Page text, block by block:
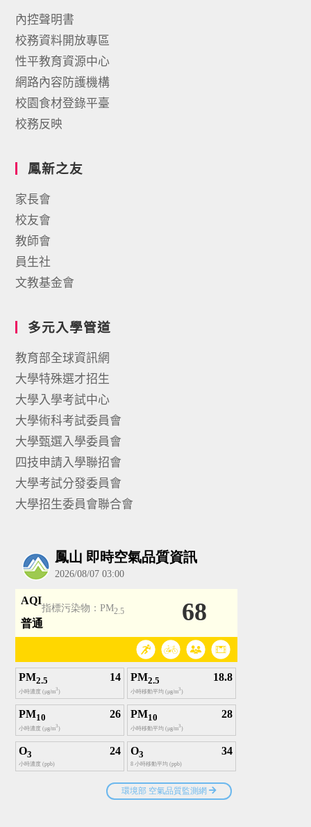
內控聲明書
校務資料開放專區
性平教育資源中心
網路內容防護機構
校園食材登錄平臺
校務反映
鳳新之友
家長會
校友會
教師會
員生社
文教基金會
多元入學管道
教育部全球資訊網
大學特殊選才招生
大學入學考試中心
大學術科考試委員會
大學甄選入學委員會
四技申請入學聯招會
大學考試分發委員會
大學招生委員會聯合會